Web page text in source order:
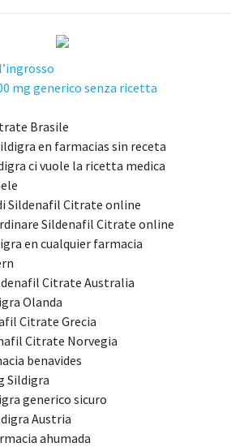
mg generico senza ricetta
Brasile
en farmacias sin receta
ci vuole la ricetta medica
Sildenafil Citrate online
Sildenafil Citrate online
en cualquier farmacia
Citrate Australia
Olanda
Citrate Grecia
Citrate Norvegia
benavides
Sildigra
generico sicuro
Austria
ahumada